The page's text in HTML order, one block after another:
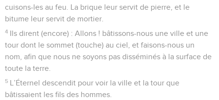
cuisons-les au feu. La brique leur servit de pierre, et le
bitume leur servit de mortier.
4 Ils dirent (encore) : Allons ! bâtissons-nous une ville et une
tour dont le sommet (touche) au ciel, et faisons-nous un
nom, afin que nous ne soyons pas disséminés à la surface de
toute la terre.
5 L’Éternel descendit pour voir la ville et la tour que
bâtissaient les fils des hommes.